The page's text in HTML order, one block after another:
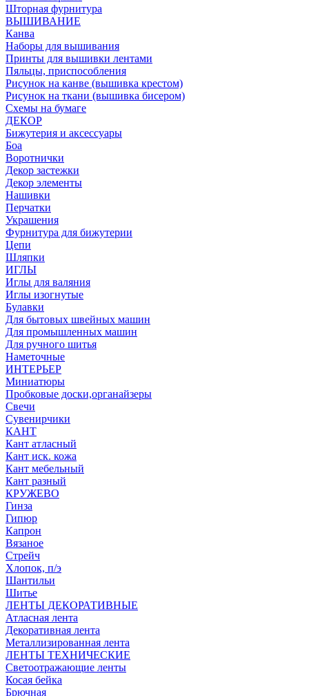
Шторная фурнитура
ВЫШИВАНИЕ
Канва
Наборы для вышивания
Принты для вышивки лентами
Пяльцы, приспособления
Рисунок на канве (вышивка крестом)
Рисунок на ткани (вышивка бисером)
Схемы на бумаге
ДЕКОР
Бижутерия и аксессуары
Боа
Воротнички
Декор застежки
Декор элементы
Нашивки
Перчатки
Украшения
Фурнитура для бижутерии
Цепи
Шляпки
ИГЛЫ
Иглы для валяния
Иглы изогнутые
Булавки
Для бытовых швейных машин
Для промышленных машин
Для ручного шитья
Наметочные
ИНТЕРЬЕР
Миниатюры
Пробковые доски,органайзеры
Свечи
Сувенирчики
КАНТ
Кант атласный
Кант иск. кожа
Кант мебельный
Кант разный
КРУЖЕВО
Гинза
Гипюр
Капрон
Вязаное
Стрейч
Хлопок, п/э
Шантильи
Шитье
ЛЕНТЫ ДЕКОРАТИВНЫЕ
Атласная лента
Декоративная лента
Металлизированная лента
ЛЕНТЫ ТЕХНИЧЕСКИЕ
Светоотражающие ленты
Косая бейка
Брючная